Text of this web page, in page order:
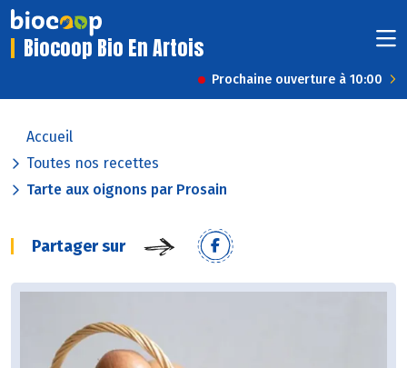
Biocoop Bio En Artois
Prochaine ouverture à 10:00
Accueil
Toutes nos recettes
Tarte aux oignons par Prosain
Partager sur